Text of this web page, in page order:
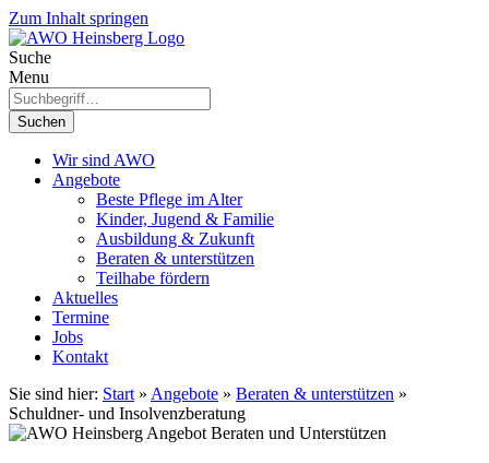
Zum Inhalt springen
Suche
Menu
Suchen
Wir sind AWO
Angebote
Beste Pflege im Alter
Kinder, Jugend & Familie
Ausbildung & Zukunft
Beraten & unterstützen
Teilhabe fördern
Aktuelles
Termine
Jobs
Kontakt
Sie sind hier: Start » Angebote » Beraten & unterstützen »
Schuldner- und Insolvenzberatung